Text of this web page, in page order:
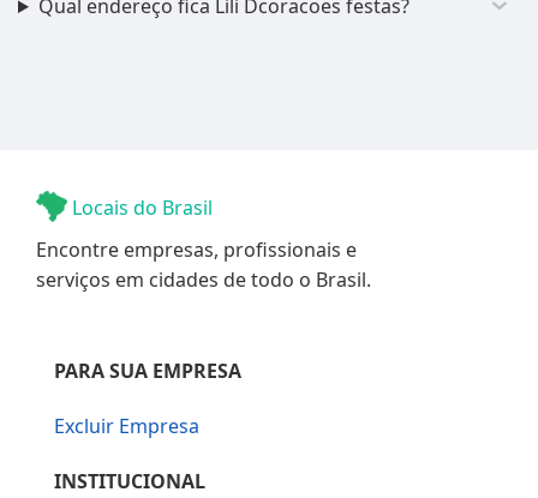
Qual endereço fica Lili Dcoracoes festas?
Locais do Brasil
Encontre empresas, profissionais e
serviços em cidades de todo o Brasil.
PARA SUA EMPRESA
Excluir Empresa
INSTITUCIONAL